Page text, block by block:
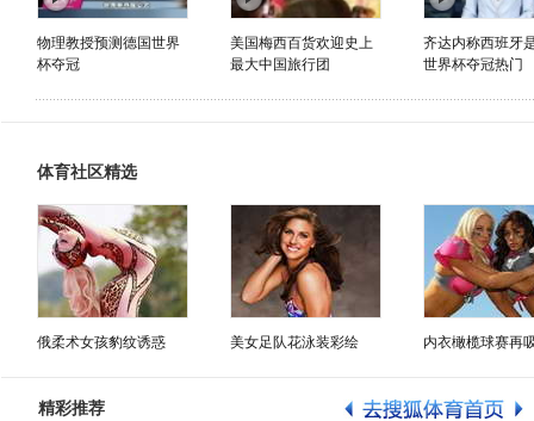
物理教授预测德国世界
杯夺冠
美国梅西百货欢迎史上
最大中国旅行团
齐达内称西班牙
世界杯夺冠热门
体育社区精选
俄柔术女孩豹纹诱惑 美女足队花泳装彩绘 内衣橄榄球赛再
精彩推荐